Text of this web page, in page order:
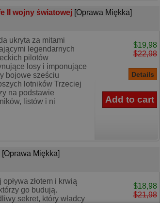
II wojny światowej [Oprawa Miękka]
ukryta za mitami
legendarnych
pilotów
losy i imponujące
bojowe sześciu
lotników Trzeciej
na podstawie
listów i ni
$19,98
$22,98
[Oprawa Miękka]
opływa złotem i krwią
go budują.
sekret, który władcy
$18,98
$21,98